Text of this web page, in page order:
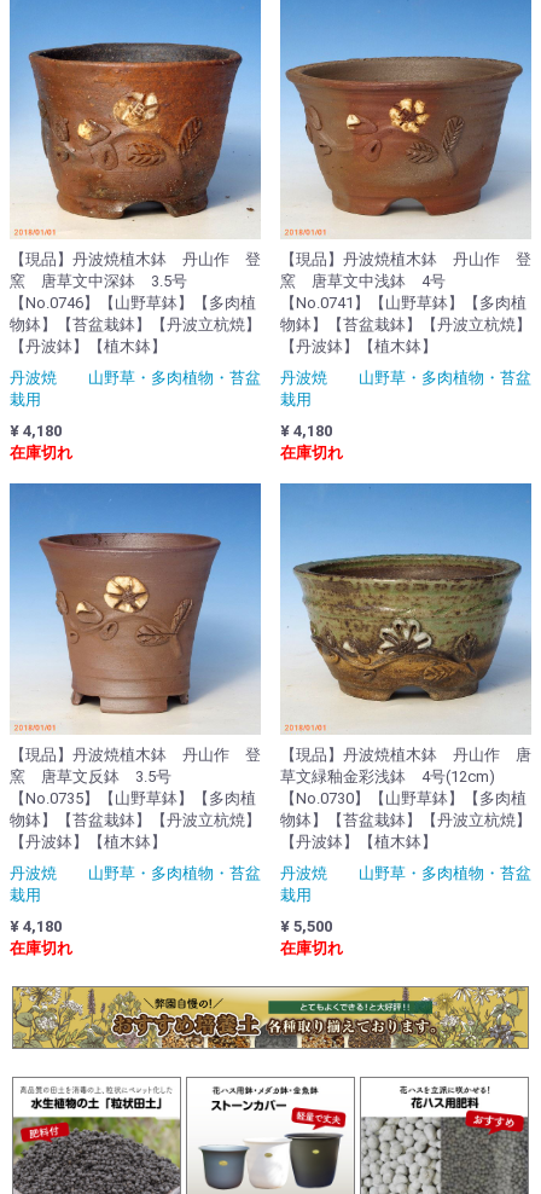
【現品】丹波焼植木鉢 丹山作 登
窯 唐草文中深鉢 3.5号
【No.0746】【山野草鉢】【多肉植
物鉢】【苔盆栽鉢】【丹波立杭焼】
【丹波鉢】【植木鉢】
丹波焼 山野草・多肉植物・苔盆
栽用
¥ 4,180
在庫切れ
【現品】丹波焼植木鉢 丹山作 登
窯 唐草文中浅鉢 4号
【No.0741】【山野草鉢】【多肉植
物鉢】【苔盆栽鉢】【丹波立杭焼】
【丹波鉢】【植木鉢】
丹波焼 山野草・多肉植物・苔盆
栽用
¥ 4,180
在庫切れ
【現品】丹波焼植木鉢 丹山作 登
窯 唐草文反鉢 3.5号
【No.0735】【山野草鉢】【多肉植
物鉢】【苔盆栽鉢】【丹波立杭焼】
【丹波鉢】【植木鉢】
丹波焼 山野草・多肉植物・苔盆
栽用
¥ 4,180
在庫切れ
【現品】丹波焼植木鉢 丹山作 唐
草文緑釉金彩浅鉢 4号(12cm)
【No.0730】【山野草鉢】【多肉植
物鉢】【苔盆栽鉢】【丹波立杭焼】
【丹波鉢】【植木鉢】
丹波焼 山野草・多肉植物・苔盆
栽用
¥ 5,500
在庫切れ